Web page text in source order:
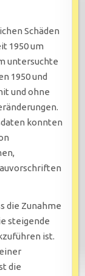
Schäden
1950 um
untersuchte
1950 und
und ohne
konnten
die Zunahme
steigende
ist.
die